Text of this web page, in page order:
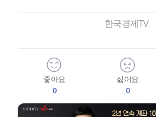
한국경제TV
좋아요
0
싫어요
0